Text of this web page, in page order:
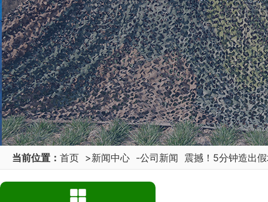
当前位置： 首页 >新闻中心 -公司新闻 震撼！5分钟造出